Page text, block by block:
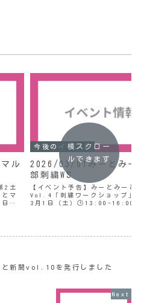
ル
2土
マ
今後のイベント
2026/03/01みーとみー
部刺繍WS
【イベント予告】みーとみーと
Vol.4「刺繍ワークショップ」
3月1日（土）🕒13:00-
横スクロー
ルできます
と新聞vol.10を発行しました